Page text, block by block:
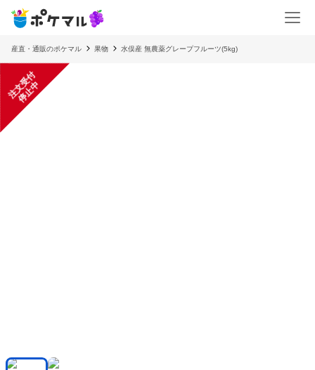
産直・通販のポケマル 果物 水俣産 無農薬グレープフルーツ(5kg)
注
文
受
付
停
止
中